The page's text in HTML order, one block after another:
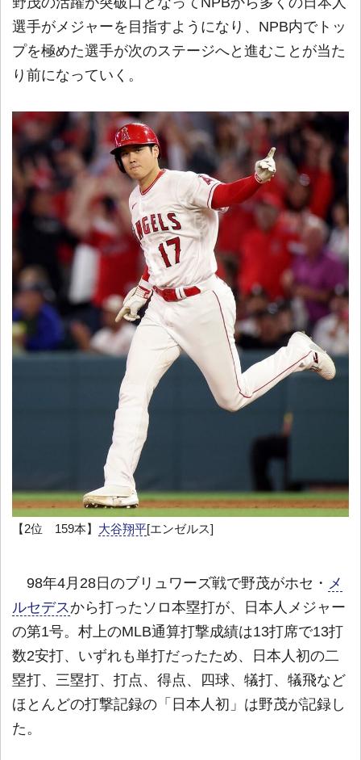
選手がメジャーを目指すようになり、NPB内でトッ
プを極めた選手が次のステージへと進むことが当た
り前になっていく。
【2位 159本】 大谷翔平[エンゼルス]
98年4月28日のブリュワーズ戦で野茂がホセ・ メ
ルセデスから打ったソロ本塁打が、日本人メジャー
の第1号。村上のMLB通算打撃成績は13打席で13打
数2安打、いずれも単打だったため、日本人初の二
塁打、三塁打、打点、得点、四球、犠打、犠飛など
ほとんどの打撃記録の「日本人初」は野茂が記録し
た。